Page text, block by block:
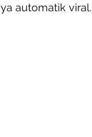
automatik viral.